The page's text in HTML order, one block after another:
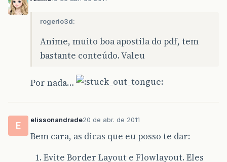
rogerio3d:
Anime, muito boa apostila do pdf, tem
bastante conteúdo. Valeu
Por nada…
E
elissonandrade20 de abr. de 2011
Bem cara, as dicas que eu posso te dar:
Evite Border Layout e Flowlayout. Eles